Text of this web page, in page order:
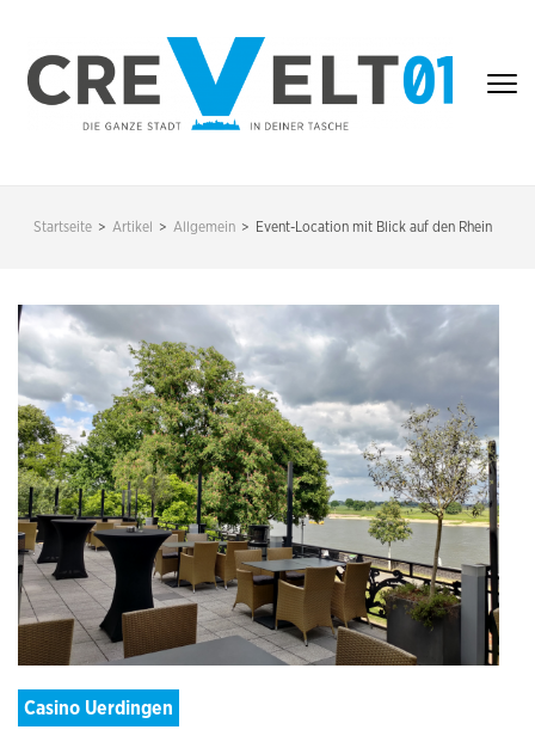
springen
(Enter
DEINER TASCHE
Startseite > Artikel > Allgemein > Event-Location mit Blick auf den Rhein
Casino Uerdingen